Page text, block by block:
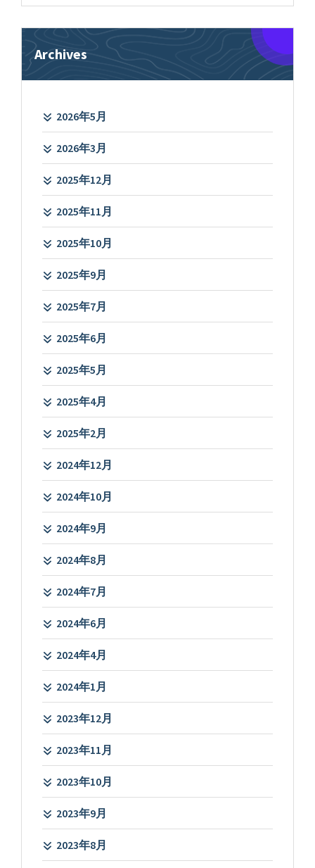
象:
Archives
2026年5月
2026年3月
2025年12月
2025年11月
2025年10月
2025年9月
2025年7月
2025年6月
2025年5月
2025年4月
2025年2月
2024年12月
2024年10月
2024年9月
2024年8月
2024年7月
2024年6月
2024年4月
2024年1月
2023年12月
2023年11月
2023年10月
2023年9月
2023年8月